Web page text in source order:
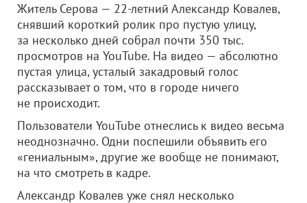
Житель Серова — 22-летний Александр Ковалев,
снявший короткий ролик про пустую улицу,
за несколько дней собрал почти 350 тыс.
просмотров на YouTube. На видео — абсолютно
пустая улица, усталый закадровый голос
рассказывает о том, что в городе ничего
не происходит.
Пользователи YouTube отнеслись к видео весьма
неоднозначно. Одни поспешили объявить его
«гениальным», другие же вообще не понимают,
на что смотреть в кадре.
Александр Ковалев уже снял несколько